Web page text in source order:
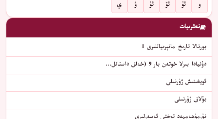
و
ئۇ ئۆ ئۈ ۋ ي
نەشرىيات
بورتالا تارىخ ماتېرىياللىرى 1
دۇنيادا بىرلا خوتەن بار 9 (خەلق داستانل…
ئويغىنىش ژۇرنىلى
بۇلاق ژۇرنىلى